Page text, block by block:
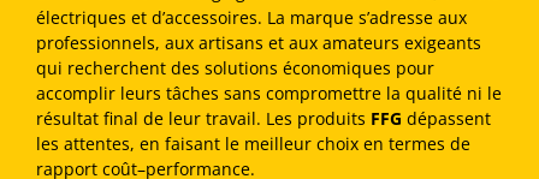
électriques et d’accessoires. La marque s’adresse aux
professionnels, aux artisans et aux amateurs exigeants
qui recherchent des solutions économiques pour
accomplir leurs tâches sans compromettre la qualité ni le
résultat final de leur travail. Les produits FFG dépassent
les attentes, en faisant le meilleur choix en termes de
rapport coût–performance.